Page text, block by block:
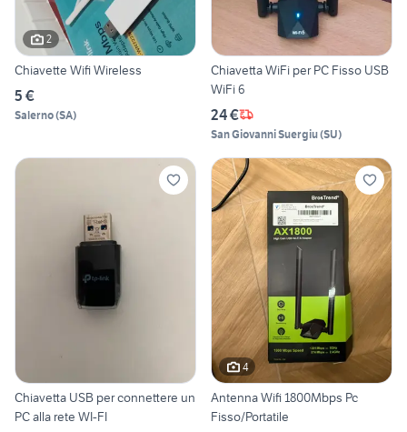
2
Chiavette Wifi Wireless
5 €
Salerno(SA)
Chiavetta WiFi per PC Fisso USB
WiFi 6
24 €
San Giovanni Suergiu(SU)
Chiavetta USB per connettere un
PC alla rete WI-FI
4
Antenna Wifi 1800Mbps Pc
Fisso/Portatile